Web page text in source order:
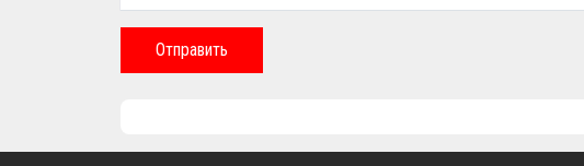
Отправить